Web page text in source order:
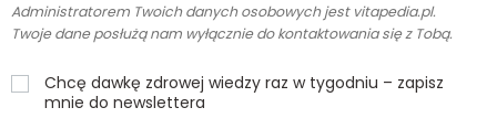
Administratorem Twoich danych osobowych jest vitapedia.pl.
Twoje dane posłużą nam wyłącznie do kontaktowania się z Tobą.
Chcę dawkę zdrowej wiedzy raz w tygodniu – zapisz
mnie do newslettera